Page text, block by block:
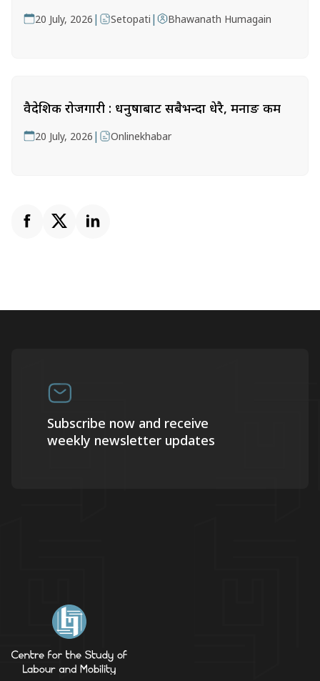
20 July, 2026 | Setopati | Bhawanath Humagain
वैदेशिक रोजगारी : धनुषाबाट सबैभन्दा धेरै, मनाङ कम
20 July, 2026 | Onlinekhabar
Subscribe now and receive
weekly newsletter updates